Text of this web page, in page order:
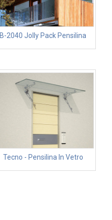
B-2040 Jolly Pack Pensilina
Tecno - Pensilina In Vetro